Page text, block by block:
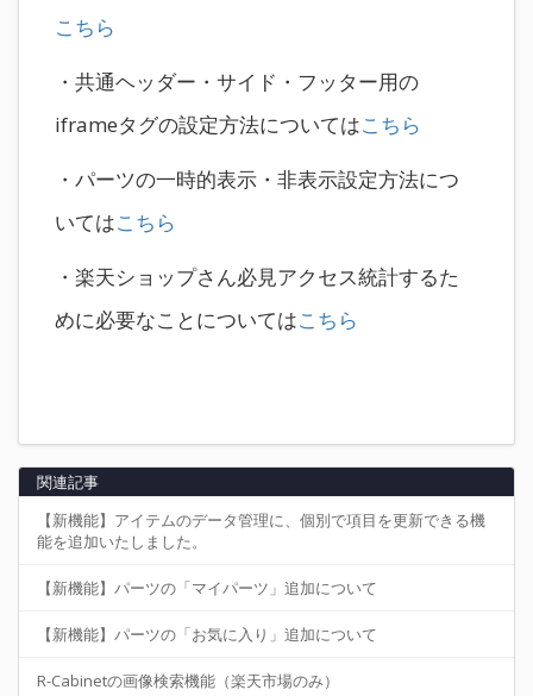
こちら
・共通ヘッダー・サイド・フッター用の
iframeタグの設定方法についてはこちら
・パーツの一時的表示・非表示設定方法につ
いてはこちら
・楽天ショップさん必見アクセス統計するた
めに必要なことについてはこちら
関連記事
【新機能】アイテムのデータ管理に、個別で項目を更新できる機
能を追加いたしました。
【新機能】パーツの「マイパーツ」追加について
【新機能】パーツの「お気に入り」追加について
R-Cabinetの画像検索機能（楽天市場のみ）